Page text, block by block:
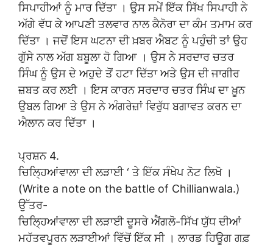
ਸਿਪਾਹੀਆਂ ਨੂੰ ਮਾਰ ਦਿੱਤਾ । ਉਸ ਸਮੇਂ ਇੱਕ ਸਿੱਖ ਸਿਪਾਹੀ ਨੇ
ਅੱਗੇ ਵੱਧ ਕੇ ਆਪਣੀ ਤਲਵਾਰ ਨਾਲ ਕੈਨੋਰਾ ਦਾ ਕੰਮ ਤਮਾਮ ਕਰ
ਦਿੱਤਾ । ਜਦੋਂ ਇਸ ਘਟਨਾ ਦੀ ਖ਼ਬਰ ਐਬਟ ਨੂੰ ਪਹੁੰਚੀ ਤਾਂ ਉਹ
ਗੁੱਸੇ ਨਾਲ ਅੱਗ ਬਬੂਲਾ ਹੋ ਗਿਆ । ਉਸ ਨੇ ਸਰਦਾਰ ਚਤਰ
ਸਿੰਘ ਨੂੰ ਉਸ ਦੇ ਅਹੁਦੇ ਤੋਂ ਹਟਾ ਦਿੱਤਾ ਅਤੇ ਉਸ ਦੀ ਜਾਗੀਰ
ਜ਼ਬਤ ਕਰ ਲਈ । ਇਸ ਕਾਰਨ ਸਰਦਾਰ ਚਤਰ ਸਿੰਘ ਦਾ ਖ਼ੂਨ
ਉਬਲ ਗਿਆ ਤੇ ਉਸ ਨੇ ਅੰਗਰੇਜ਼ਾਂ ਵਿਰੁੱਧ ਬਗਾਵਤ ਕਰਨ ਦਾ
ਐਲਾਨ ਕਰ ਦਿੱਤਾ ।
ਪ੍ਰਸ਼ਨ 4.
ਚਿਲ੍ਹਿਆਂਵਾਲਾ ਦੀ ਲੜਾਈ ‘ ਤੇ ਇੱਕ ਸੰਖੇਪ ਨੋਟ ਲਿਖੋ ।
(Write a note on the battle of Chillianwala.)
ਉੱਤਰ-
ਚਿਲ੍ਹਿਆਂਵਾਲਾ ਦੀ ਲੜਾਈ ਦੂਸਰੇ ਐਂਗਲੋ-ਸਿੱਖ ਯੁੱਧ ਦੀਆਂ
ਮਹੱਤਵਪੂਰਨ ਲੜਾਈਆਂ ਵਿੱਚੋਂ ਇੱਕ ਸੀ । ਲਾਰਡ ਹਿਊਗ ਗਫ਼